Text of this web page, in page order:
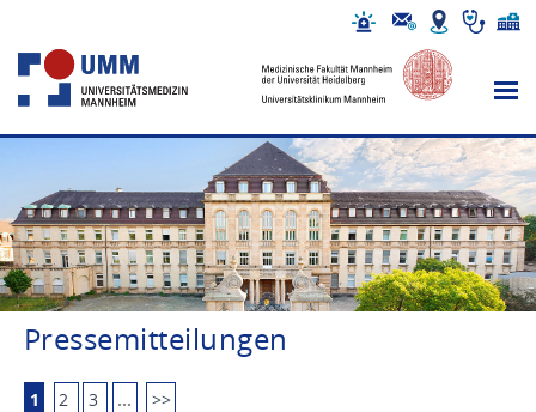
Pressemitteilungen
1 2 3 … >>